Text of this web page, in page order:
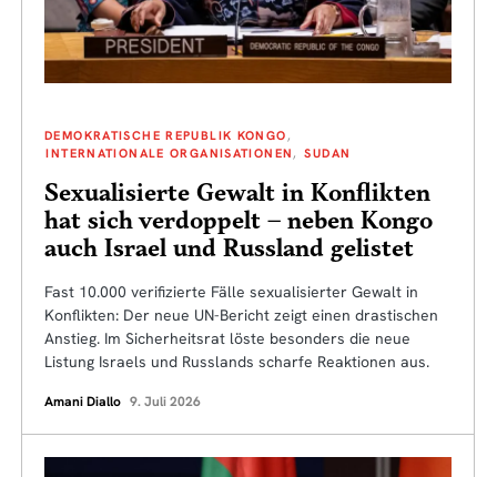
DEMOKRATISCHE REPUBLIK KONGO
INTERNATIONALE ORGANISATIONEN
SUDAN
Sexualisierte Gewalt in Konflikten
hat sich verdoppelt – neben Kongo
auch Israel und Russland gelistet
Fast 10.000 verifizierte Fälle sexualisierter Gewalt in
Konflikten: Der neue UN-Bericht zeigt einen drastischen
Anstieg. Im Sicherheitsrat löste besonders die neue
Listung Israels und Russlands scharfe Reaktionen aus.
Amani Diallo 9. Juli 2026